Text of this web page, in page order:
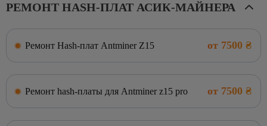
РЕМОНТ HASH-ПЛАТ АСИК-МАЙНЕРА
Ремонт Hash-плат Antminer Z15 от 7500 ₴
Ремонт hash-платы для Antminer z15 pro от 7500 ₴